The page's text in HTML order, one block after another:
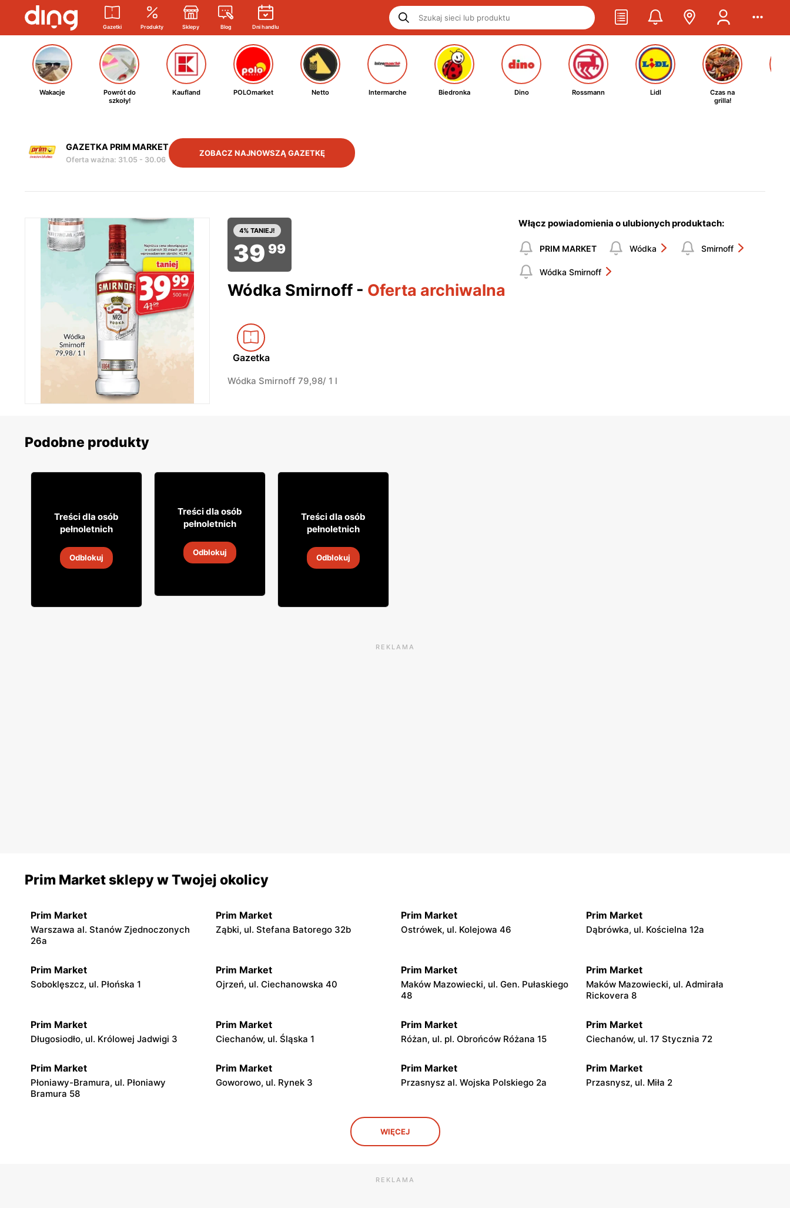
Gazetki Produkty Sklepy Blog Dni handlu
Wakacje
Powrót do
szkoły!
Kaufland POLOmarket Netto Intermarche Biedronka Dino Rossmann Lidl
Czas na
grilla!
GAZETKA PRIM MARKET
Oferta ważna: 31.05 - 30.06
ZOBACZ NAJNOWSZĄ GAZETKĘ
4% TANIEJ!
39 99
Wódka Smirnoff- Oferta archiwalna
Gazetka
Wódka Smirnoff 79,98/ 1 l
Włącz powiadomienia o ulubionych produktach:
PRIM MARKET Wódka Smirnoff
Wódka Smirnoff
Podobne produkty
2799
Wódka Adam Mickiewicz
8 sie 2026
Treści dla osób
pełnoletnich
Odblokuj
26 99
-12 sie 2026
Treści dla osób
pełnoletnich
Odblokuj
29 99
Wódka Adam Mickiewicz
30 sie 2026
Treści dla osób
pełnoletnich
Odblokuj
REKLAMA
Prim Market sklepy w Twojej okolicy
Prim Market
Warszawa al. Stanów Zjednoczonych
26a
Prim Market
Ząbki, ul. Stefana Batorego 32b
Prim Market
Ostrówek, ul. Kolejowa 46
Prim Market
Dąbrówka, ul. Kościelna 12a
Prim Market
Soboklęszcz, ul. Płońska 1
Prim Market
Ojrzeń, ul. Ciechanowska 40
Prim Market
Maków Mazowiecki, ul. Gen. Pułaskiego
48
Prim Market
Maków Mazowiecki, ul. Admirała
Rickovera 8
Prim Market
Długosiodło, ul. Królowej Jadwigi 3
Prim Market
Ciechanów, ul. Śląska 1
Prim Market
Różan, ul. pl. Obrońców Różana 15
Prim Market
Ciechanów, ul. 17 Stycznia 72
Prim Market
Płoniawy-Bramura, ul. Płoniawy
Bramura 58
Prim Market
Goworowo, ul. Rynek 3
Prim Market
Przasnysz al. Wojska Polskiego 2a
Prim Market
Przasnysz, ul. Miła 2
Prim Market
Drążdżewo, ul. Drążdżewo 72
Ostrołęka, ul. Goworowska 13a
WIĘCEJ
REKLAMA